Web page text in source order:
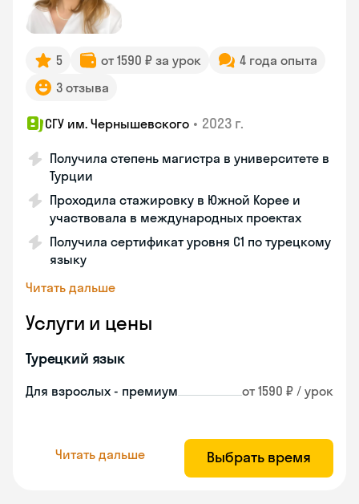
5 от 1590 ₽ за урок
4 года опыта
3 отзыва
СГУ им. Чернышевского • 2023 г.
Получила степень магистра в университете в
Турции
Проходила стажировку в Южной Корее и
участвовала в международных проектах
Получила сертификат уровня C1 по турецкому
языку
Читать дальше
Услуги и цены
Турецкий язык
Для взрослых - премиум от 1590 ₽ / урок
Читать дальше Выбрать время